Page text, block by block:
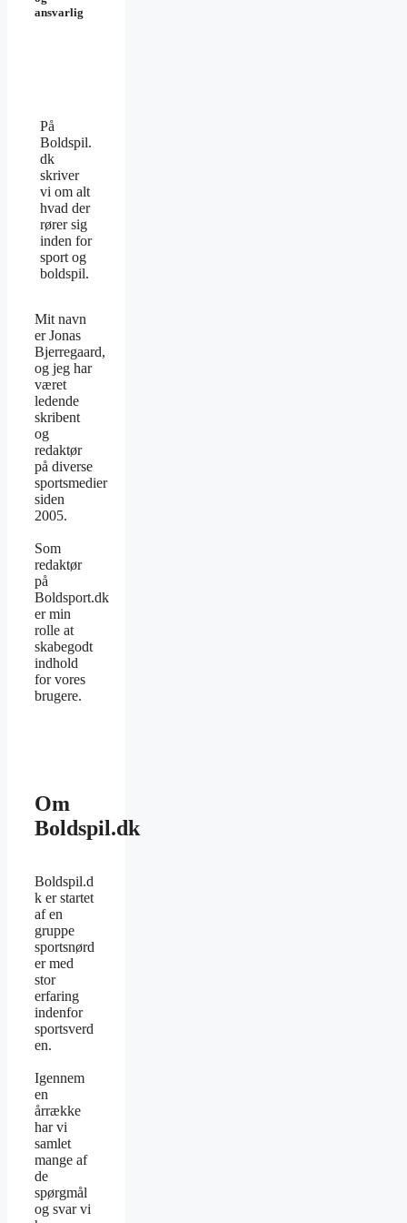
ansvarlig
På
Boldspil.
dk
skriver
vi om alt
hvad der
rører sig
inden for
sport og
boldspil.
Mit navn
er Jonas
Bjerregaard,
og jeg har
været
ledende
skribent
og
redaktør
på diverse
sportsmedier
siden
2005.
Som
redaktør
på
Boldsport.dk
er min
rolle at
skabegodt
indhold
for vores
brugere.
Om
Boldspil.dk
Boldspil.d
k er startet
af en
gruppe
sportsnørd
er med
stor
erfaring
indenfor
sportsverd
en.
Igennem
en
årrække
har vi
samlet
mange af
de
spørgmål
og svar vi